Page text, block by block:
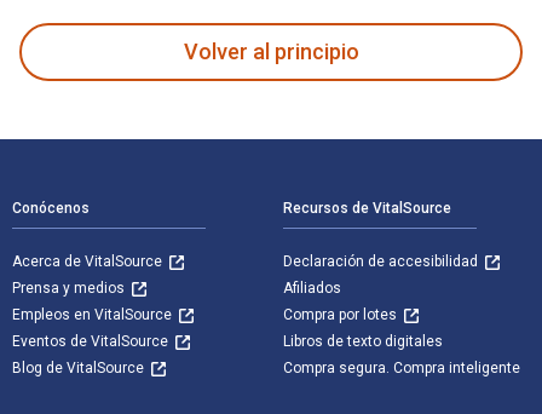
Volver al principio
Conócenos
Acerca de VitalSource
Prensa y medios
Empleos en VitalSource
Eventos de VitalSource
Blog de VitalSource
Recursos de VitalSource
Declaración de accesibilidad
Afiliados
Compra por lotes
Libros de texto digitales
Compra segura. Compra inteligente